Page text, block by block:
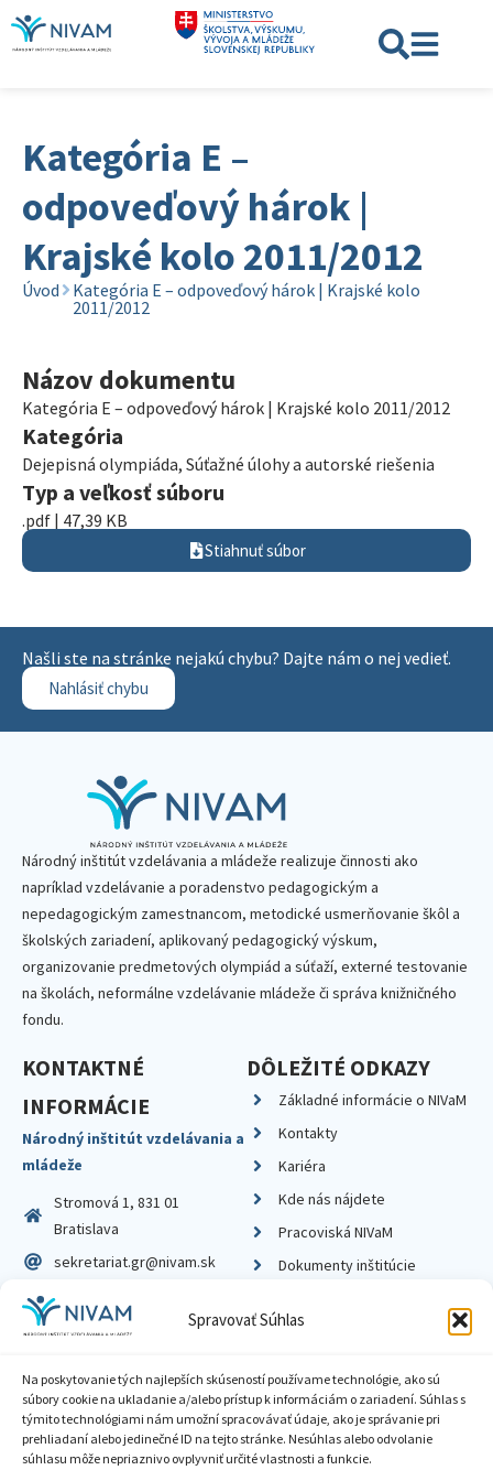
Spravovať Súhlas
Na poskytovanie tých najlepších skúseností používame technológie, ako sú
súbory cookie na ukladanie a/alebo prístup k informáciám o zariadení. Súhlas s
týmito technológiami nám umožní spracovávať údaje, ako je správanie pri
prehliadaní alebo jedinečné ID na tejto stránke. Nesúhlas alebo odvolanie
súhlasu môže nepriaznivo ovplyvniť určité vlastnosti a funkcie.
Kategória E –
odpoveďový hárok |
Krajské kolo 2011/2012
Úvod
Kategória E – odpoveďový hárok | Krajské kolo
2011/2012
Názov dokumentu
Kategória E – odpoveďový hárok | Krajské kolo 2011/2012
Kategória
Dejepisná olympiáda, Súťažné úlohy a autorské riešenia
Typ a veľkosť súboru
.pdf | 47,39 KB
Stiahnuť súbor
Našli ste na stránke nejakú chybu? Dajte nám o nej vedieť.
Nahlásiť chybu
Národný inštitút vzdelávania a mládeže realizuje činnosti ako
napríklad vzdelávanie a poradenstvo pedagogickým a
nepedagogickým zamestnancom, metodické usmerňovanie škôl a
školských zariadení, aplikovaný pedagogický výskum,
organizovanie predmetových olympiád a súťaží, externé testovanie
na školách, neformálne vzdelávanie mládeže či správa knižničného
fondu.
KONTAKTNÉ
INFORMÁCIE
Národný inštitút vzdelávania a
mládeže
Stromová 1, 831 01
Bratislava
sekretariat.gr@nivam.sk
IČO: 00164348
DIČ: 2020798714
DÔLEŽITÉ ODKAZY
Základné informácie o NIVaM
Kontakty
Kariéra
Kde nás nájdete
Pracoviská NIVaM
Dokumenty inštitúcie
Zásady ochrany súkromia